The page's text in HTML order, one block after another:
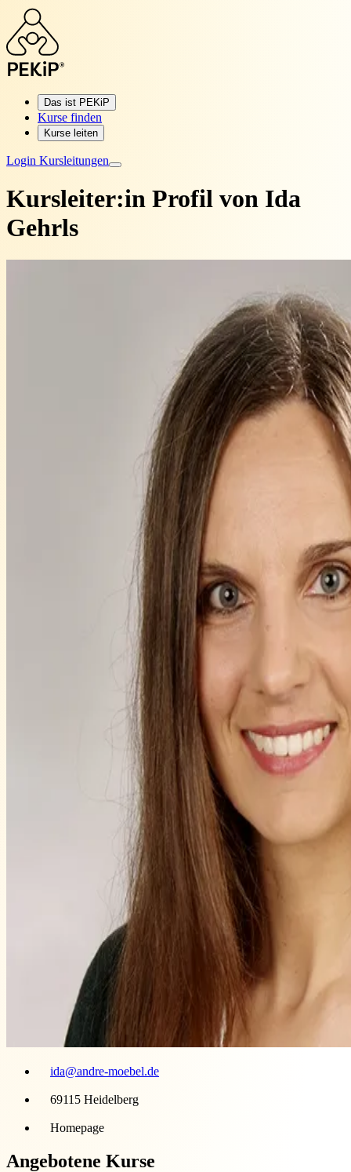
Das ist PEKiP
Kurse finden
Kurse leiten
Login Kursleitungen
Kursleiter:in Profil von Ida
Gehrls
ida@andre-moebel.de
69115 Heidelberg
Homepage
Angebotene Kurse